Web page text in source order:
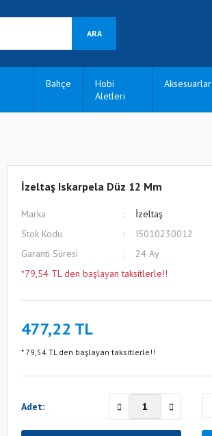
ARA
Bahçe
Hobi
Aletleri
Aksesuarlar
İzeltaş Iskarpela Düz 12 Mm
Marka
İzeltaş
Stok Kodu
I5010230012
Garanti Süresi
24 Ay
*79,54 TL den başlayan taksitlerle!!
477,22 TL
* 79,54 TL den başlayan taksitlerle!!
Adet: